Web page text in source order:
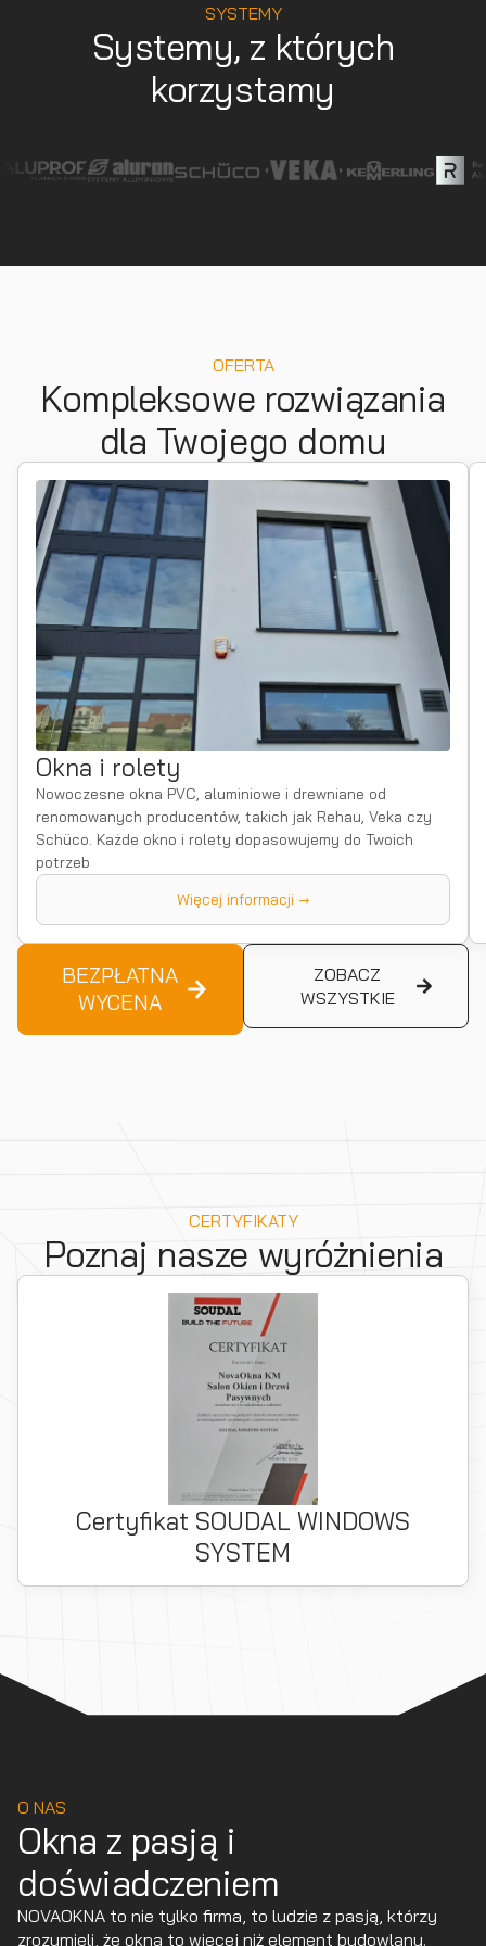
SYSTEMY
Systemy, z których
korzystamy
OFERTA
Kompleksowe rozwiązania
dla Twojego domu
Okna i rolety
Nowoczesne okna PVC, aluminiowe i drewniane od
renomowanych producentów, takich jak Rehau, Veka czy
Schüco. Każde okno i rolety dopasowujemy do Twoich
potrzeb
Więcej informacji →
BEZPŁATNA
WYCENA
ZOBACZ
WSZYSTKIE
CERTYFIKATY
Poznaj nasze wyróżnienia
Certyfikat SOUDAL WINDOWS
SYSTEM
O NAS
Okna z pasją i
doświadczeniem
NOVAOKNA to nie tylko firma, to ludzie z pasją, którzy
zrozumieli, że okna to więcej niż element budowlany.